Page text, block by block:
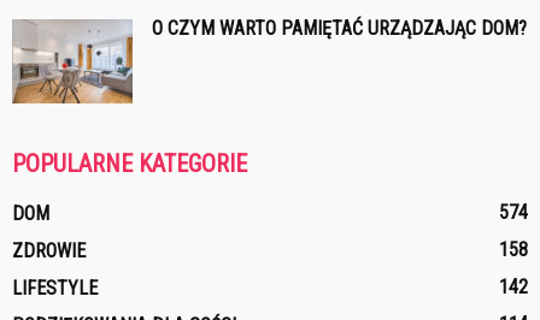
O CZYM WARTO PAMIĘTAĆ URZĄDZAJĄC DOM?
POPULARNE KATEGORIE
DOM
574
ZDROWIE
158
LIFESTYLE
142